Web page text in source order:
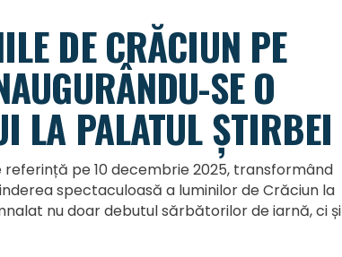
DE CRĂCIUN PE
SE O
LA PALATUL ȘTIRBEI
pe 10 decembrie 2025, transformând
spectaculoasă a luminilor de Crăciun la
nu doar debutul sărbătorilor de iarnă, ci și